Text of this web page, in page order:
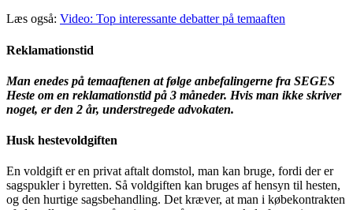
Læs også: Video: Top interessante debatter på temaaften
Reklamationstid
Man enedes på temaaftenen at følge anbefalingerne fra SEGES
Heste om en reklamationstid på 3 måneder. Hvis man ikke skriver
noget, er den 2 år, understregede advokaten.
Husk hestevoldgiften
En voldgift er en privat aftalt domstol, man kan bruge, fordi der er
sagspukler i byretten. Så voldgiften kan bruges af hensyn til hesten,
og den hurtige sagsbehandling. Det kræver, at man i købekontrakten